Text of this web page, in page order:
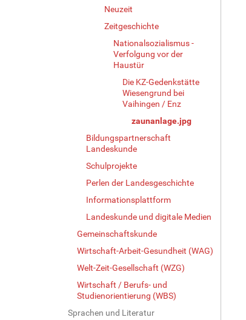
Neuzeit
Zeitgeschichte
Nationalsozialismus -
Verfolgung vor der
Haustür
Die KZ-Gedenkstätte
Wiesengrund bei
Vaihingen / Enz
zaunanlage.jpg
Bildungspartnerschaft
Landeskunde
Schulprojekte
Perlen der Landesgeschichte
Informationsplattform
Landeskunde und digitale Medien
Gemeinschaftskunde
Wirtschaft-Arbeit-Gesundheit (WAG)
Welt-Zeit-Gesellschaft (WZG)
Wirtschaft / Berufs- und
Studienorientierung (WBS)
Sprachen und Literatur